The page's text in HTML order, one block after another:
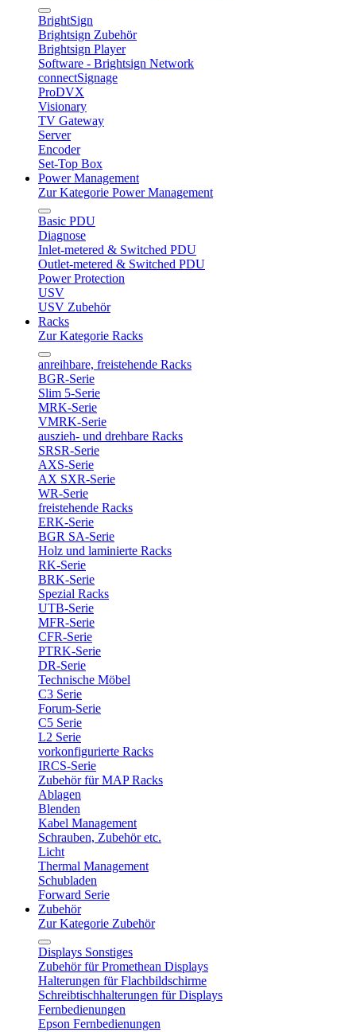
BrightSign
Brightsign Zubehör
Brightsign Player
Software - Brightsign Network
connectSignage
ProDVX
Visionary
TV Gateway
Server
Encoder
Set-Top Box
Power Management
Zur Kategorie Power Management
Basic PDU
Diagnose
Inlet-metered & Switched PDU
Outlet-metered & Switched PDU
Power Protection
USV
USV Zubehör
Racks
Zur Kategorie Racks
anreihbare, freistehende Racks
BGR-Serie
Slim 5-Serie
MRK-Serie
VMRK-Serie
auszieh- und drehbare Racks
SRSR-Serie
AXS-Serie
AX SXR-Serie
WR-Serie
freistehende Racks
ERK-Serie
BGR SA-Serie
Holz und laminierte Racks
RK-Serie
BRK-Serie
Spezial Racks
UTB-Serie
MFR-Serie
CFR-Serie
PTRK-Serie
DR-Serie
Technische Möbel
C3 Serie
Forum-Serie
C5 Serie
L2 Serie
vorkonfigurierte Racks
IRCS-Serie
Zubehör für MAP Racks
Ablagen
Blenden
Kabel Management
Schrauben, Zubehör etc.
Licht
Thermal Management
Schubladen
Forward Serie
Zubehör
Zur Kategorie Zubehör
Displays Sonstiges
Zubehör für Promethean Displays
Halterungen für Flachbildschirme
Schreibtischhalterungen für Displays
Fernbedienungen
Epson Fernbedienungen